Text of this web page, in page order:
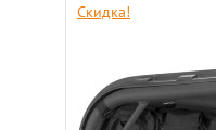
Скидка!